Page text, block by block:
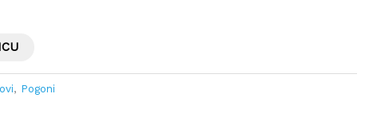
, Pogoni